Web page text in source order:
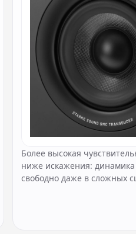
Более высокая
ниже искажения: динамика
свободно даже в сложных